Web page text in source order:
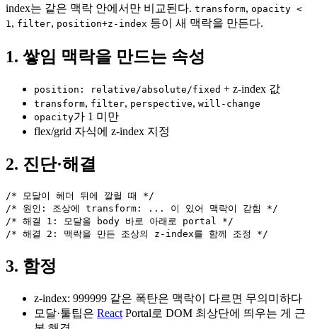
index는 같은 맥락 안에서만 비교된다. transform, opacity <
1 , filter, position+z-index 등이 새 맥락을 만든다.
1. 쌓임 맥락을 만드는 속성
position: relative/absolute/fixed + z-index 값
transform, filter, perspective, will-change
opacity가 1 미만
flex/grid 자식에 z-index 지정
2. 진단·해결
/* 모달이 헤더 뒤에 깔릴 때 */
/* 원인: 조상에 transform: ... 이 있어 맥락이 갇힘 */
/* 해결 1: 모달을 body 바로 아래로 portal */
/* 해결 2: 맥락을 만든 조상의 z-index를 함께 조정 */
3. 함정
z-index: 999999 같은 폭탄은 맥락이 다르면 무의미하다
모달·툴팁은 React Portal로 DOM 최상단에 띄우는 게 근